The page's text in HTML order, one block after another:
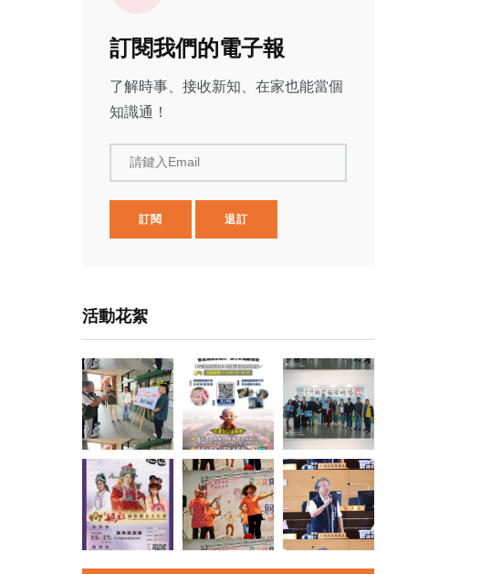
訂閱我們的電子報
了解時事、接收新知、在家也能當個
知識通！
請鍵入Email
訂閱 退訂
活動花絮